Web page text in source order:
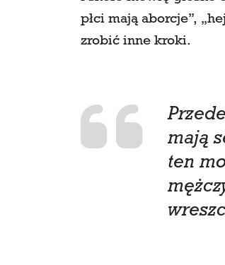
płci mają aborcje”,
zrobić inne kroki.
mają
ten